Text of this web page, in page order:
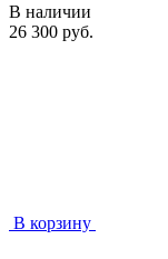
В наличии
26 300 руб.
В корзину